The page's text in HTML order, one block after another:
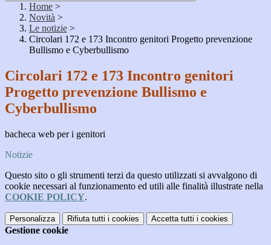
Home >
Novità >
Le notizie >
Circolari 172 e 173 Incontro genitori Progetto prevenzione
Bullismo e Cyberbullismo
Circolari 172 e 173 Incontro genitori
Progetto prevenzione Bullismo e
Cyberbullismo
bacheca web per i genitori
Notizie
Questo sito o gli strumenti terzi da questo utilizzati si avvalgono di
cookie necessari al funzionamento ed utili alle finalità illustrate nella
COOKIE POLICY.
Personalizza Rifiuta tutti i cookies Accetta tutti i cookies
Gestione cookie